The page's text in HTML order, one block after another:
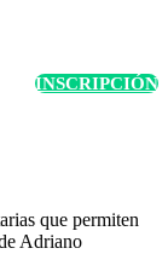
INSCRIPCIÓN
que permiten
Adriano